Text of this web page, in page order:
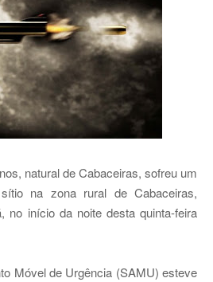
natural de Cabaceiras, sofreu um
na zona rural de Cabaceiras,
no início da noite desta quinta-feira
Móvel de Urgência (SAMU) esteve